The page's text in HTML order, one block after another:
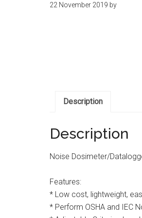
kit
22 November 2019 by
Description
Description
Noise Dosimeter/
Features:
* Low cost, lightweight,
* Perform OSHA and IEC